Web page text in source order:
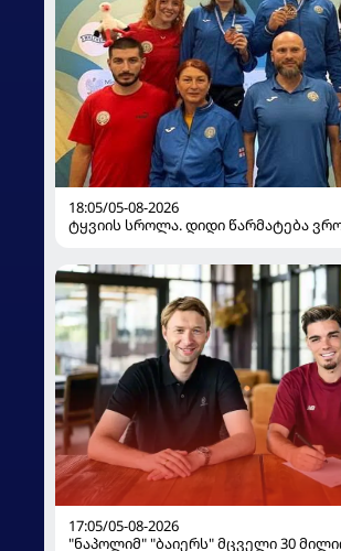
18:05/05-08-2026
ტყვიის სროლა. დიდი წარმატება
17:05/05-08-2026
"ნაპოლიმ" "ბაიერს" მცველი 30